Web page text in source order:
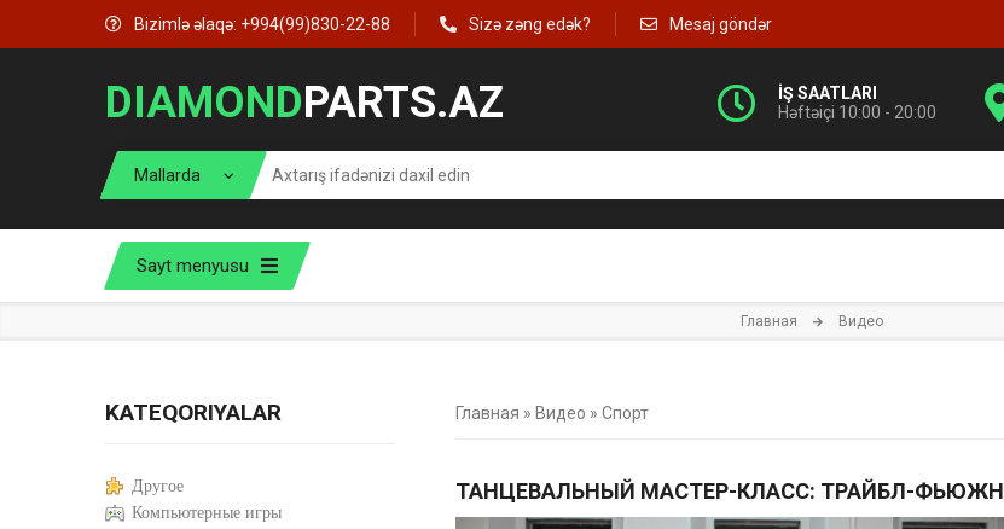
Bizimlə əlaqə: +994(99)830-22-88 Sizə zəng edək? Mesaj göndər
DIAMONDPARTS.AZ
İŞ SAATLARI
Həftəiçi 10:00 - 20:00
Sayt menyusu
Главная Видео
Главная » Видео » Спорт
ТАНЦЕВАЛЬНЫЙ МАСТЕР-КЛАСС: ТРАЙБЛ-ФЬЮЖН
KATEQORIYALAR
Другое
Компьютерные игры